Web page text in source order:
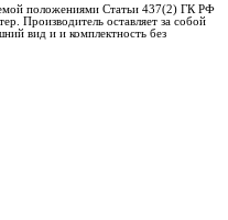
положениями Статьи 437(2) ГК РФ
Производитель оставляет за собой
вид и и комплектность без